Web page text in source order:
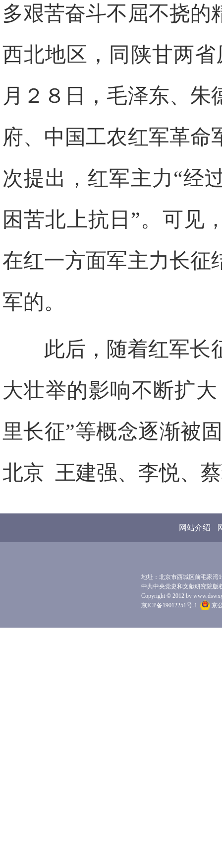
多艰苦奋斗不屈不挠的
西北地区，同陕甘两
月２８日，毛泽东、
府、中国工农红军革命
次提出，红军主力“经
困苦北上抗日”。可见
在红一方面军主力长征
军的。
此后，随着红军长
大壮举的影响不断扩
里长征”等概念逐渐被
北京 王建强、李悦、
网站介绍
地址：北京市西城区前毛家湾
中共中央党史和文献研究院版
Copyright © 2012 by
京ICP备19012251号-1
京